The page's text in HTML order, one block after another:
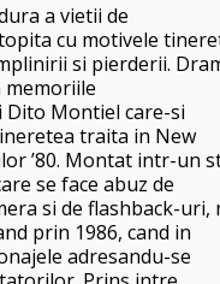
a vietii de
cu motivele
si pierderii.
memoriile
Montiel care-si
traita in New
’80. Montat intr-un
se face abuz de
si de flashback-uri,
prin 1986, cand in
adresandu-se